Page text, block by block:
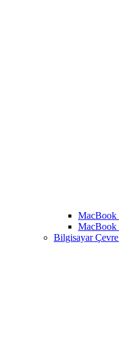
MacBook
MacBook
Bilgisayar